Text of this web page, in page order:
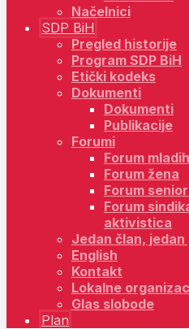
Načelnici
SDP BiH
Pregled historije
Program SDP BiH
Etički kodeks
Dokumenti
Dokumenti
Publikacije
Forumi
Forum mladih
Forum žena
Forum
Forum
aktivistica
Jedan član, jedan
English
Kontakt
Lokalne
Glas slobode
Plan